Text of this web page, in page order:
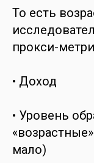
То есть
прокси-
• Доход
• Уровень
мало)